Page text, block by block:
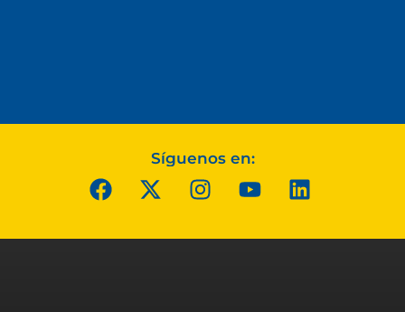
Síguenos en: